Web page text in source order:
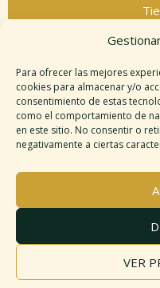
Para ofrecer las mejores
cookies para almacenar y/o
consentimiento de estas
como el comportamiento de
en este sitio. No consentir o
negativamente a ciertas
VER
Descargo